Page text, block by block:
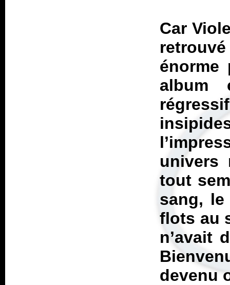
Car
énorme
album
univers
tout
sang,
flots au
n’avait
devenu